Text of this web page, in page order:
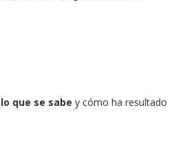
lo que se sabe y cómo ha resultado